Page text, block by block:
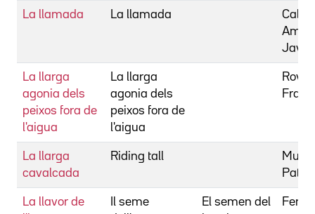
La llamada La llamada
Javier
La llarga
agonia dels
peixos fora de
l'aigua
La llarga
agonia dels
peixos fora de
l'aigua
La llarga
cavalcada
Riding tall
La llavor de
Il seme
El semen del